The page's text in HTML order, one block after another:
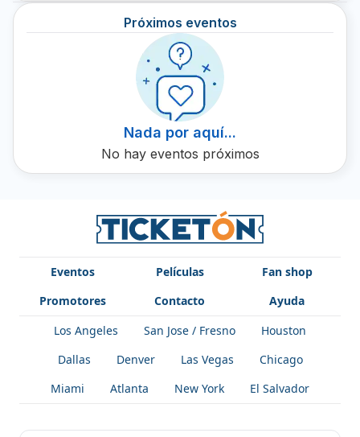
de EZEQUIEL Y SU TIERRA FIEME garantiza emociones
intensas con ritmos vibrantes y melodías cautivadoras.
Vive la pasión y el ritmo de EZEQUIEL Y SU TIERRA FIEME
en sus emocionantes conciertos. Compra tus boletos en
Ticketón para vivir la experiencia musical de EZEQUIEL Y
Próximos eventos
Nada por aquí...
No hay eventos próximos
Eventos Películas
Fan shop
Promotores
Contacto
Ayuda
Los Angeles
San Jose / Fresno
Houston
Dallas
Denver Las Vegas
Chicago
Miami
Atlanta New York El Salvador